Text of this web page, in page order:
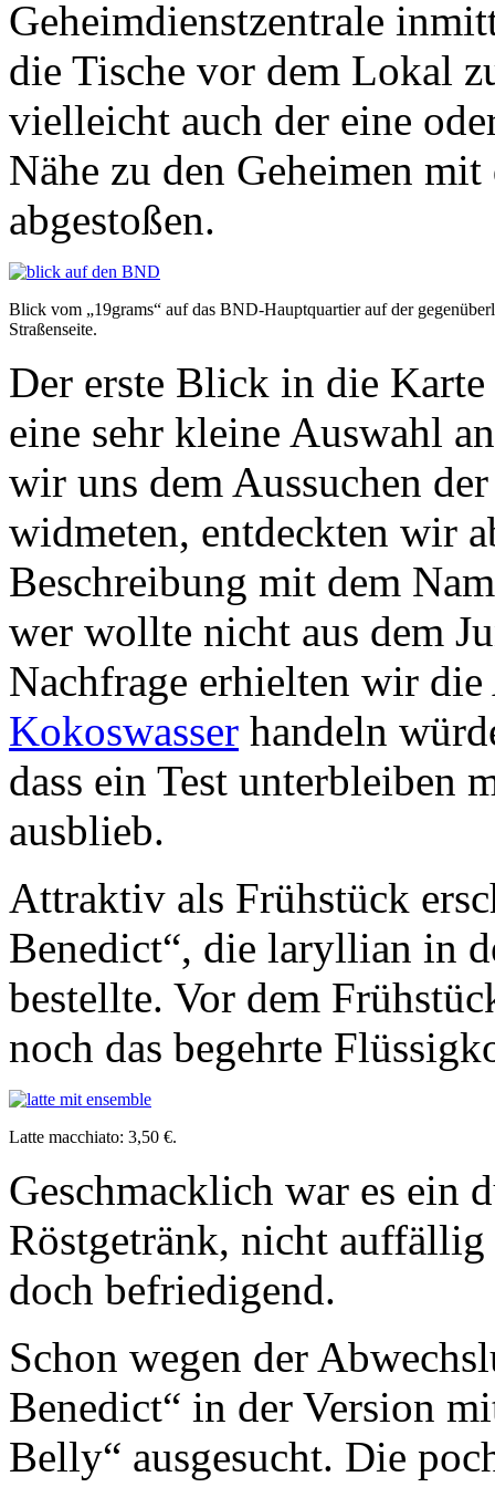
Geheimdienstzentrale
die Tische vor dem Lokal
vielleicht auch der eine
Nähe zu den Geheimen
abgestoßen.
Blick vom „19grams“ auf das BND-Hauptquartier auf der
Straßenseite.
Der erste Blick in die
eine sehr kleine Auswahl
wir uns dem Aussuchen
widmeten, entdeckten wir
Beschreibung mit dem
wer wollte nicht aus dem
Nachfrage erhielten wir
Kokoswasser handeln
dass ein Test unterbleiben
ausblieb.
Attraktiv als Frühstück
Benedict“, die laryllian in
bestellte. Vor dem
noch das begehrte
Latte macchiato: 3,50 €.
Geschmacklich war es ein
Röstgetränk, nicht
doch befriedigend.
Schon wegen der
Benedict“ in der Version
Belly“ ausgesucht. Die